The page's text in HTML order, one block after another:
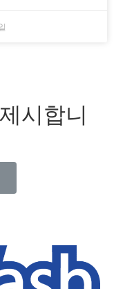
시합니